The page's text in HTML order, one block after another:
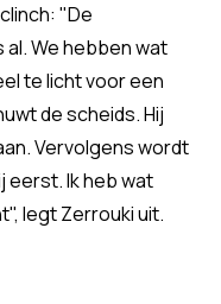
"De
We hebben wat
te licht voor een
de scheids. Hij
Vervolgens wordt
eerst. Ik heb wat
legt Zerrouki uit.